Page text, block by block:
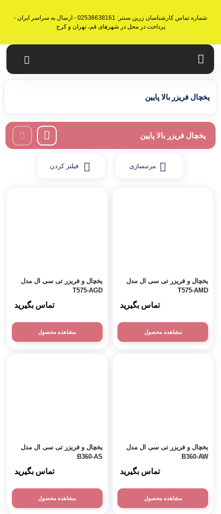
شماره تماس کارشناسان زرین سنتر: 02536638161 - ارسال به سراسر ایران -
پرداخت در محل در شهرهای قم، تهران و کرج
یخچال فریزر بالا پایین
یخچال فریزر بالا پایین
مرتبسازی فیلتر کردن
یخچال و فریزر تی سی ال مدل
T575-AMD
تماس بگیرید
مشاهده محصول
یخچال و فریزر تی سی ال مدل
T575-AGD
تماس بگیرید
مشاهده محصول
یخچال و فریزر تی سی ال مدل
B360-AW
تماس بگیرید
مشاهده محصول
یخچال و فریزر تی سی ال مدل
B360-AS
تماس بگیرید
مشاهده محصول